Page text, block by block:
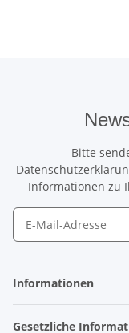
Bitte
Informationen zu
Informationen
Gesetzliche